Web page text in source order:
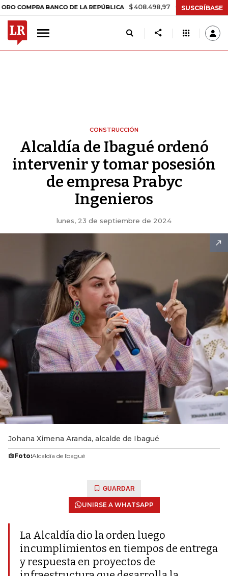
BANCO DE LA REPÚBLICA $ 408.498,97 +$ 8.753,81 +2,19%
SUSCRÍBASE
CONSTRUCCIÓN
Alcaldía de Ibagué ordenó
intervenir y tomar posesión
de empresa Prabyc
Ingenieros
lunes, 23 de septiembre de 2024
Johana Ximena Aranda, alcalde de Ibagué
Foto:Alcaldía de Ibagué
GUARDAR
UNIRSE A WHATSAPP
La Alcaldía dio la orden luego
incumplimientos en tiempos de entrega
y respuesta en proyectos de